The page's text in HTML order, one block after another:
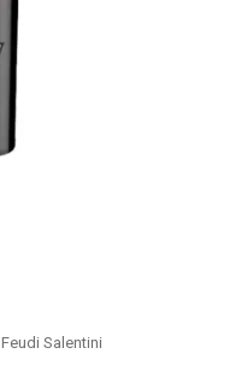
Feudi Salentini